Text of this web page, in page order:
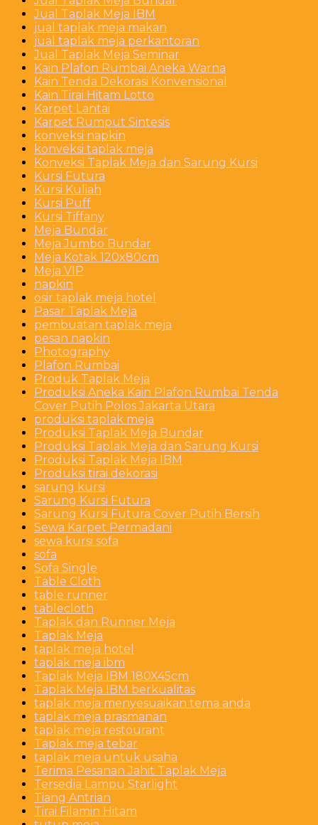
Jual Taplak Meja IBM
jual taplak meja makan
jual taplak meja perkantoran
Jual Taplak Meja Seminar
Kain Plafon Rumbai Aneka Warna
Kain Tenda Dekorasi Konvensional
Kain Tirai Hitam Lotto
Karpet Lantai
Karpet Rumput Sintesis
konveksi napkin
konveksi taplak meja
Konveksi Taplak Meja dan Sarung Kursi
Kursi Futura
Kursi Kuliah
Kursi Puff
Kursi Tiffany
Meja Bundar
Meja Jumbo Bundar
Meja Kotak 120x80cm
Meja VIP
napkin
osir taplak meja hotel
Pasar Taplak Meja
pembuatan taplak meja
pesan napkin
Photography
Plafon Rumbai
Produk Taplak Meja
Produksi Aneka Kain Plafon Rumbai Tenda
Cover Putih Polos Jakarta Utara
produksi taplak meja
Produksi Taplak Meja Bundar
Produksi Taplak Meja dan Sarung Kursi
Produksi Taplak Meja IBM
Produksi tirai dekorasi
sarung kursi
Sarung Kursi Futura
Sarung Kursi Futura Cover Putih Bersih
Sewa Karpet Permadani
sewa kursi sofa
sofa
Sofa Single
Table Cloth
table runner
tablecloth
Taplak dan Runner Meja
Taplak Meja
taplak meja hotel
taplak meja ibm
Taplak Meja IBM 180X45cm
Taplak Meja IBM berkualitas
taplak meja menyesuaikan tema anda
taplak meja prasmanan
taplak meja restourant
Taplak meja tebar
taplak meja untuk usaha
Terima Pesanan Jahit Taplak Meja
Tersedia Lampu Starlight
Tiang Antrian
Tirai Filamin Hitam